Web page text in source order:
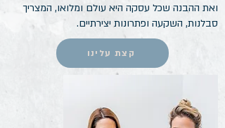
ואת ההבנה שכל עסקה היא עולם ומלואו, המצריך
סבלנות, השקעה ופתרונות יצירתיים.
קצת עלינו